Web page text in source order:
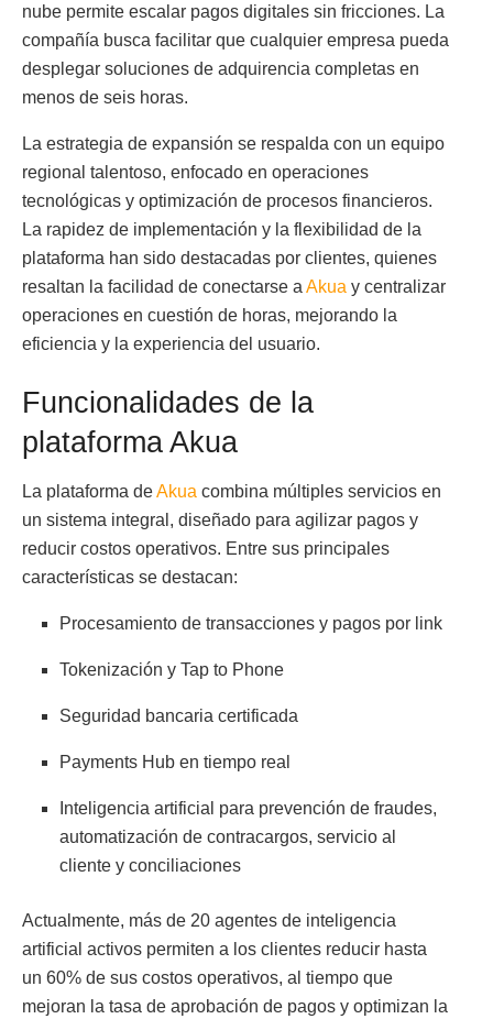
nube permite escalar pagos digitales sin fricciones. La
compañía busca facilitar que cualquier empresa pueda
desplegar soluciones de adquirencia completas en
menos de seis horas.
La estrategia de expansión se respalda con un equipo
regional talentoso, enfocado en operaciones
tecnológicas y optimización de procesos financieros.
La rapidez de implementación y la flexibilidad de la
plataforma han sido destacadas por clientes, quienes
resaltan la facilidad de conectarse a Akua y centralizar
operaciones en cuestión de horas, mejorando la
eficiencia y la experiencia del usuario.
Funcionalidades de la
plataforma Akua
La plataforma deAkua combina múltiples servicios en
un sistema integral, diseñado para agilizar pagos y
reducir costos operativos. Entre sus principales
características se destacan:
Procesamiento de transacciones y pagos por link
Tokenización y Tap to Phone
Seguridad bancaria certificada
Payments Hub en tiempo real
Inteligencia artificial para prevención de fraudes,
automatización de contracargos, servicio al
cliente y conciliaciones
Actualmente, más de 20 agentes de inteligencia
artificial activos permiten a los clientes reducir hasta
un 60% de sus costos operativos, al tiempo que
mejoran la tasa de aprobación de pagos y optimizan la